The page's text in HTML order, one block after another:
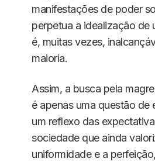
manifestações de poder
perpetua a idealização de
é, muitas vezes,
maioria.
Assim, a busca pela
é apenas uma questão de
um reflexo das
sociedade que ainda
uniformidade e a